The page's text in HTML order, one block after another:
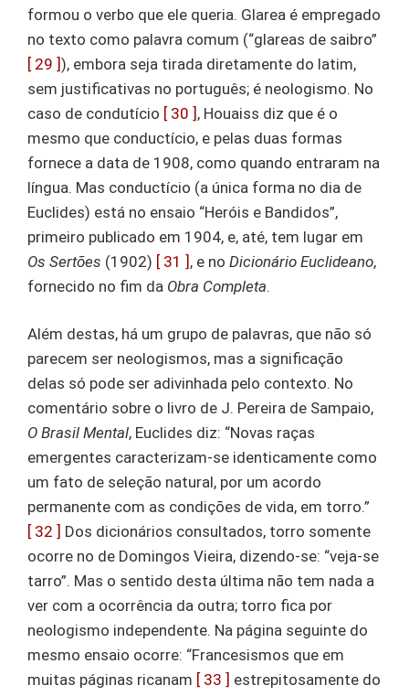
formou o verbo que ele queria. Glarea é empregado
no texto como palavra comum (“glareas de saibro”
[ 29 ]), embora seja tirada diretamente do latim,
sem justificativas no português; é neologismo. No
caso de condutício [ 30 ] , Houaiss diz que é o
mesmo que conductício, e pelas duas formas
fornece a data de 1908, como quando entraram na
língua. Mas conductício (a única forma no dia de
Euclides) está no ensaio “Heróis e Bandidos”,
primeiro publicado em 1904, e, até, tem lugar em
Os Sertões (1902) [ 31 ] , e no Dicionário Euclideano,
fornecido no fim da Obra Completa.
Além destas, há um grupo de palavras, que não só
parecem ser neologismos, mas a significação
delas só pode ser adivinhada pelo contexto. No
comentário sobre o livro de J. Pereira de Sampaio,
O Brasil Mental, Euclides diz: “Novas raças
emergentes caracterizam-se identicamente como
um fato de seleção natural, por um acordo
permanente com as condições de vida, em torro.”
[ 32 ] Dos dicionários consultados, torro somente
ocorre no de Domingos Vieira, dizendo-se: “veja-se
tarro”. Mas o sentido desta última não tem nada a
ver com a ocorrência da outra; torro fica por
neologismo independente. Na página seguinte do
mesmo ensaio ocorre: “Francesismos que em
muitas páginas ricanam [ 33 ] estrepitosamente do